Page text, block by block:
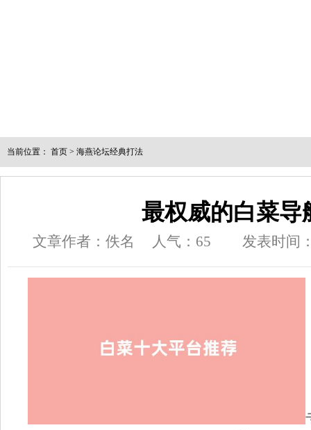
当前位置： 首页 > 海燕论坛经典打法
最权威的白菜导
文章作者：佚名 人气： 65 发表时间